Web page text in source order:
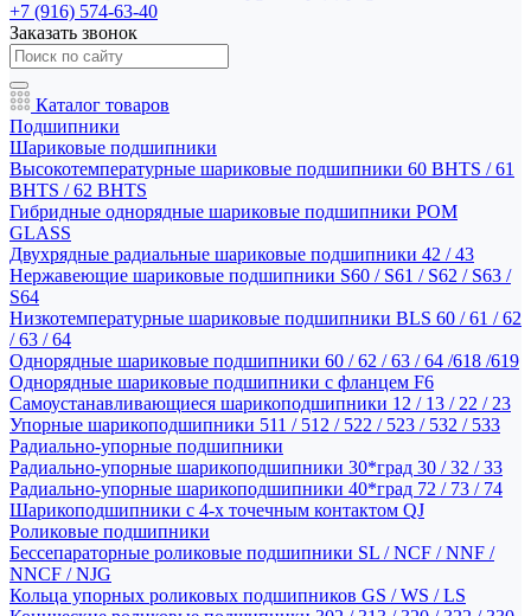
+7 (916) 574-63-40
Заказать звонок
Каталог товаров
Подшипники
Шариковые подшипники
Высокотемпературные шариковые подшипники 60 BHTS / 61
BHTS / 62 BHTS
Гибридные однорядные шариковые подшипники POM
GLASS
Двухрядные радиальные шариковые подшипники 42 / 43
Нержавеющие шариковые подшипники S60 / S61 / S62 / S63 /
S64
Низкотемпературные шариковые подшипники BLS 60 / 61 / 62
/ 63 / 64
Однорядные шариковые подшипники 60 / 62 / 63 / 64 /618 /619
Однорядные шариковые подшипники с фланцем F6
Самоустанавливающиеся шарикоподшипники 12 / 13 / 22 / 23
Упорные шарикоподшипники 511 / 512 / 522 / 523 / 532 / 533
Радиально-упорные подшипники
Радиально-упорные шарикоподшипники 30*град 30 / 32 / 33
Радиально-упорные шарикоподшипники 40*град 72 / 73 / 74
Шарикоподшипники с 4-х точечным контактом QJ
Роликовые подшипники
Бессепараторные роликовые подшипники SL / NCF / NNF /
NNCF / NJG
Кольца упорных роликовых подшипников GS / WS / LS